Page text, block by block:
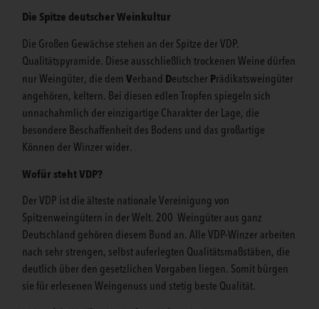
Die Spitze deutscher Weinkultur
Die Großen Gewächse stehen an der Spitze der VDP.
Qualitätspyramide. Diese ausschließlich trockenen Weine dürfen
nur Weingüter, die dem Verband Deutscher Prädikatsweingüter
angehören, keltern. Bei diesen edlen Tropfen spiegeln sich
unnachahmlich der einzigartige Charakter der Lage, die
besondere Beschaffenheit des Bodens und das großartige
Können der Winzer wider.
Wofür steht VDP?
Der VDP ist die älteste nationale Vereinigung von
Spitzenweingütern in der Welt. 200 Weingüter aus ganz
Deutschland gehören diesem Bund an. Alle VDP-Winzer arbeiten
nach sehr strengen, selbst auferlegten Qualitätsmaßstäben, die
deutlich über den gesetzlichen Vorgaben liegen. Somit bürgen
sie für erlesenen Weingenuss und stetig beste Qualität.